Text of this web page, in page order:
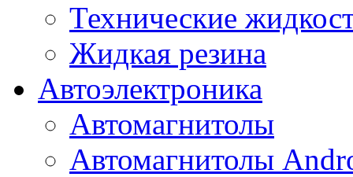
Технические
Жидкая резина
Автоэлектроника
Автомагнитолы
Автомагнитолы